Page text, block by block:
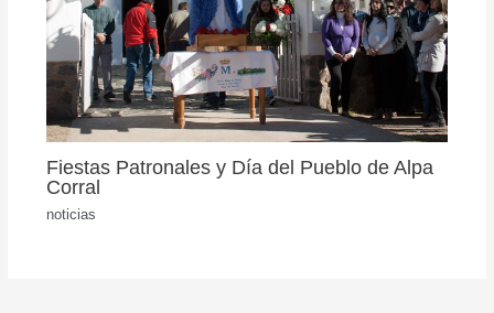
Fiestas Patronales y Día del Pueblo de Alpa
Corral
noticias